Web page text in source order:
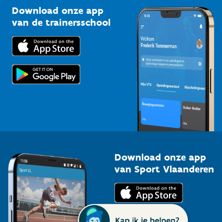
Bedrijven
Trainers en begeleiders
Topsporters
Kennisplatform
Downloads
Voor de pers
Download onze app
van de trainersschool
Download onze app
van Sport Vlaanderen